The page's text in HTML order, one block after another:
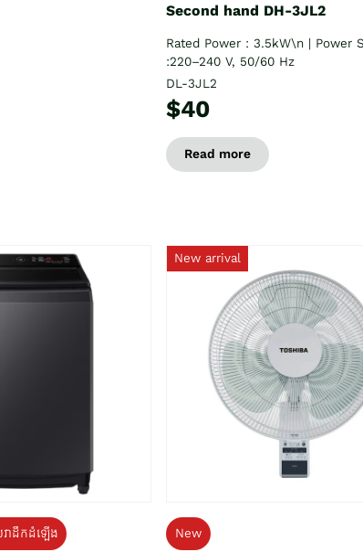
Second hand DH-3JL2
Rated Power : 3.5kW\n | Power
:220–240 V, 50/60 Hz
DL-3JL2
$40
Read more
ាដឹកដំឡើង
New arrival
New